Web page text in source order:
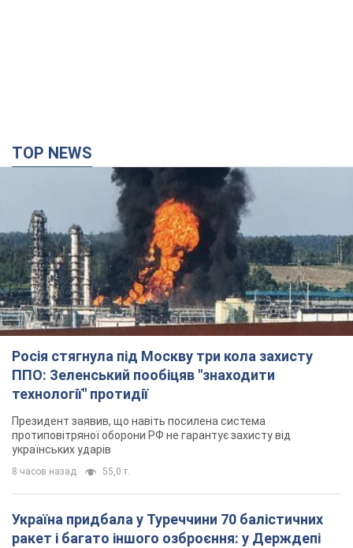
TOP NEWS
Росія стягнула під Москву три кола захисту
ППО: Зеленський пообіцяв "знаходити
технології" протидії
Президент заявив, що навіть посилена система
протиповітряної оборони РФ не гарантує захисту від
українських ударів
8 часов назад 55,0 т.
Україна придбала у Туреччини 70 балістичних
ракет і багато іншого озброєння: у Держдепі